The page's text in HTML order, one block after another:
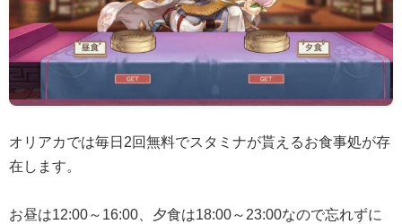
オリアカでは毎日2回無料でスタミナが貰えるお食事処が存
在します。
お昼は12:00～16:00、夕食は18:00～23:00なので忘れずに